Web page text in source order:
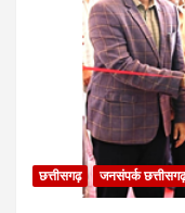
छत्तीसगढ़ जनसंपर्क छत्तीसगढ़